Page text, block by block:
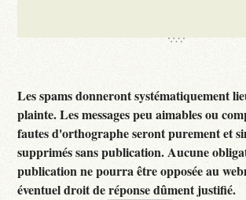
Les spams donneront systématiquement
plainte. Les messages peu aimables ou
fautes d'orthographe seront purement et
supprimés sans publication. Aucune
publication ne pourra être opposée au
éventuel droit de réponse dûment justifié.